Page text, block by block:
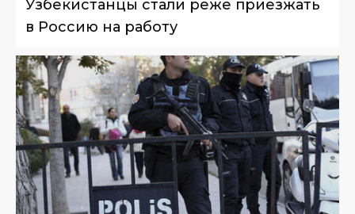
Узбекистанцы стали реже приезжать
в Россию на работу